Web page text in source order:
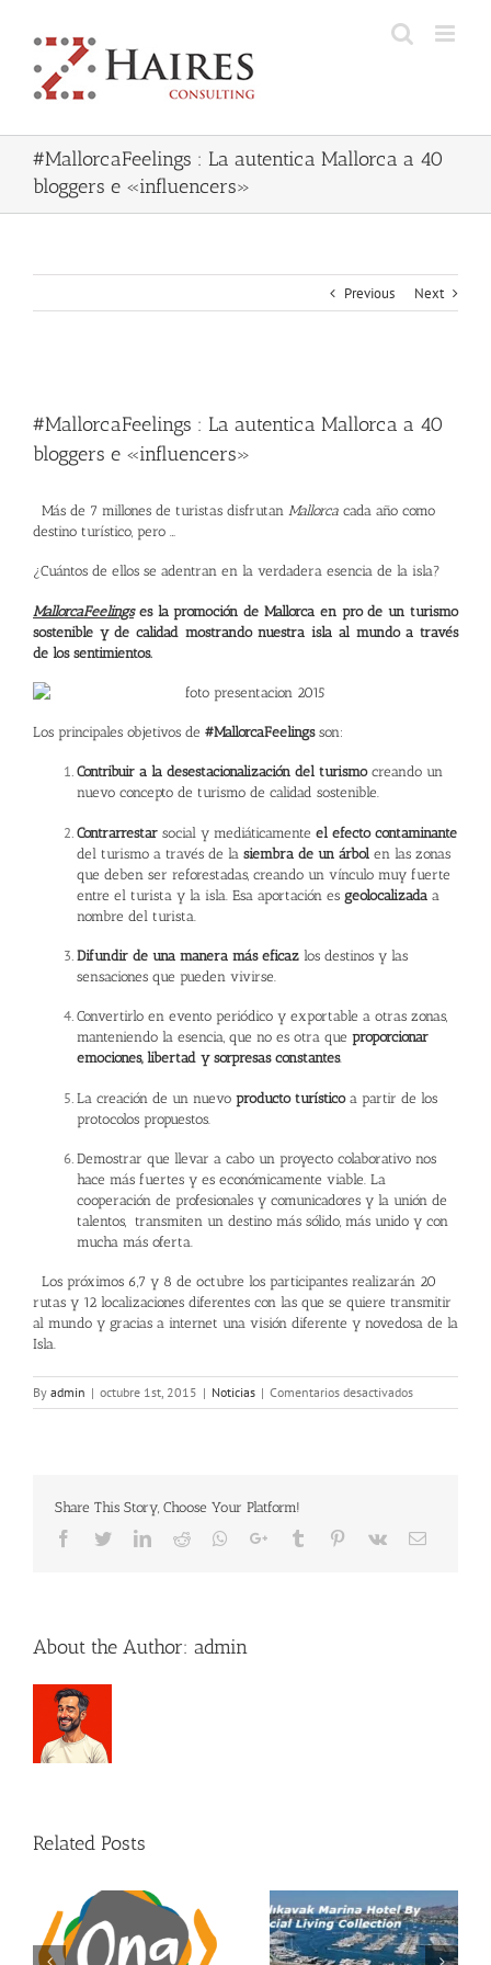
content
#MallorcaFeelings : La autentica Mallorca a 40
bloggers e «influencers»
Previous Next
Image
#MallorcaFeelings : La autentica Mallorca a 40
bloggers e «influencers»
Más de 7 millones de turistas disfrutan Mallorca cada año como
destino turístico, pero …
¿Cuántos de ellos se adentran en la verdadera esencia de la isla?
MallorcaFeelingses la promoción de Mallorca en pro de un turismo
sostenible y de calidad mostrando nuestra isla al mundo a través
de los sentimientos.
Los principales objetivos de #MallorcaFeelingsson:
Contribuir a la desestacionalización del turismocreando un
nuevo concepto de turismo de calidad sostenible.
Contrarrestar social y mediáticamente el efecto contaminante
del turismo a través de la siembra de un árbol en las zonas
que deben ser reforestadas, creando un vínculo muy fuerte
entre el turista y la isla. Esa aportación es geolocalizada a
nombre del turista.
Difundir de una manera más eficaz los destinos y las
sensaciones que pueden vivirse.
Convertirlo en evento periódico y exportable a otras zonas,
manteniendo la esencia, que no es otra que proporcionar
emociones, libertad y sorpresas constantes.
La creación de un nuevo producto turísticoa partir de los
protocolos propuestos.
Demostrar que llevar a cabo un proyecto colaborativo nos
hace más fuertes y es económicamente viable. La
cooperación de profesionales y comunicadores y la unión de
talentos, transmiten un destino más sólido, más unido y con
mucha más oferta.
Los próximos 6,7 y 8 de octubre los participantes realizarán 20
rutas y 12 localizaciones diferentes con las que se quiere transmitir
al mundo y gracias a internet una visión diferente y novedosa de la
Isla.
By admin | octubre 1st, 2015 | Noticias | Comentarios desactivadosen
40
bloggers
Share This Story, Choose Your Platform!
Facebook
TwitterLinkedIn
Reddit Whatsapp
Google+Tumblr Pinterest
Vk Email
About the Author: admin
Related Posts
Enhorabuena a CMV